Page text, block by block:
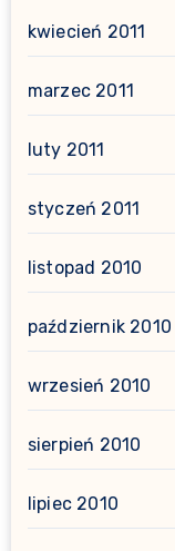
kwiecień 2011
marzec 2011
luty 2011
styczeń 2011
listopad 2010
październik 2010
wrzesień 2010
sierpień 2010
lipiec 2010